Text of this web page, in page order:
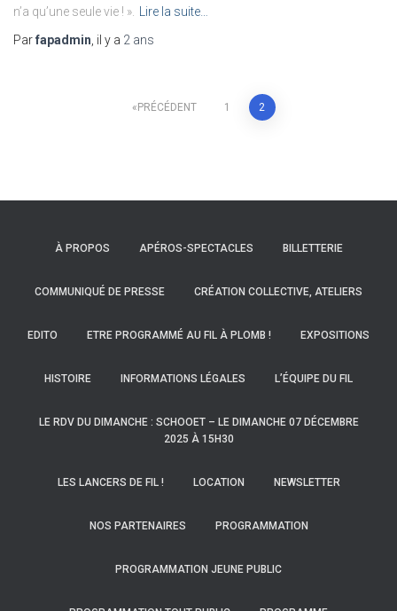
n’a qu’une seule vie ! ». Lire la suite…
Parfapadmin , il y a 2 ans
Navigation PRÉCÉDENT 1 2
À PROPOS APÉROS-SPECTACLES BILLETTERIE
COMMUNIQUÉ DE PRESSE CRÉATION COLLECTIVE, ATELIERS
EDITO ETRE PROGRAMMÉ AU FIL À PLOMB ! EXPOSITIONS
HISTOIRE INFORMATIONS LÉGALES L’ÉQUIPE DU FIL
LE RDV DU DIMANCHE : SCHOOET – LE DIMANCHE 07 DÉCEMBRE
2025 À 15H30
LES LANCERS DE FIL ! LOCATION NEWSLETTER
NOS PARTENAIRES PROGRAMMATION
PROGRAMMATION JEUNE PUBLIC